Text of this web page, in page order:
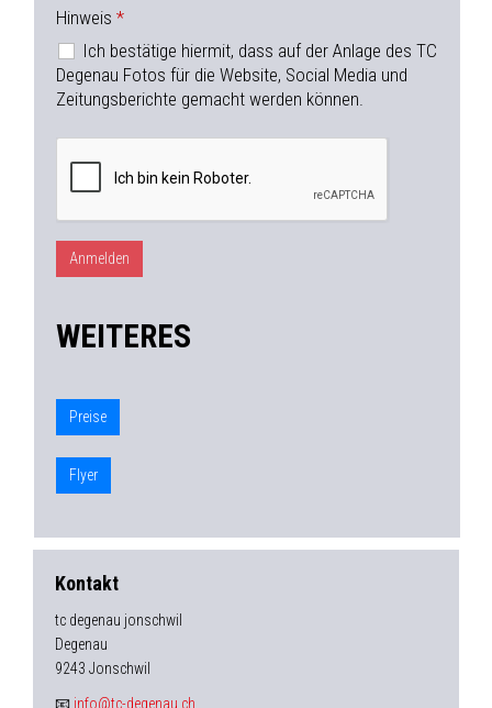
Hinweis
Ich bestätige hiermit, dass auf der Anlage des TC
Degenau Fotos für die Website, Social Media und
Zeitungsberichte gemacht werden können.
WEITERES
Preise
Flyer
Kontakt
tc degenau jonschwil
Degenau
9243 Jonschwil
📧 info@tc-degenau.ch